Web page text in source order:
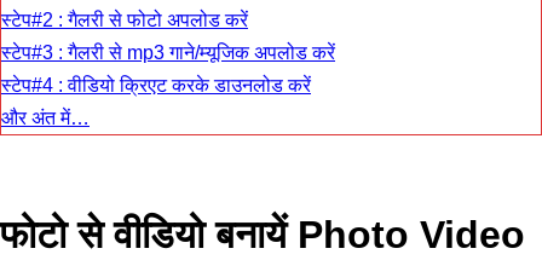
स्टेप#2 : गैलरी से फोटो अपलोड करें
स्टेप#3 : गैलरी से mp3 गाने/म्यूजिक अपलोड करें
स्टेप#4 : वीडियो क्रिएट करके डाउनलोड करें
और अंत में…
फोटो से वीडियो बनायें Photo Video